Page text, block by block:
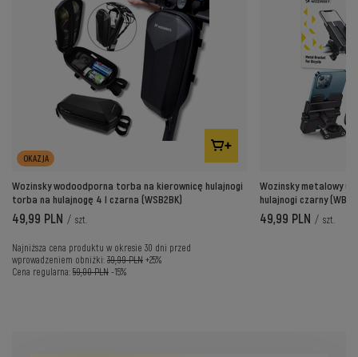
OKAZJA
Wozinsky wodoodporna torba na kierownicę hulajnogi
torba na hulajnogę 4 l czarna (WSB2BK)
49,99 PLN / szt.
Najniższa cena produktu w okresie 30 dni przed
wprowadzeniem obniżki: 39,99 PLN +25%
Cena regularna: 59,00 PLN -15%
Wozinsky metalowy
hulajnogi czarny
49,99 PLN / szt.